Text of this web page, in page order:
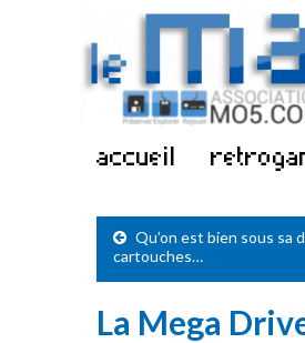
accueil
Qu’on est bien sous sa
cartouches…
La Mega